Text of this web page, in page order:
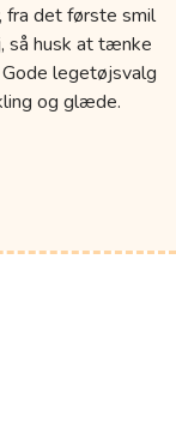
fra det første smil
så husk at tænke
legetøjsvalg
og glæde.